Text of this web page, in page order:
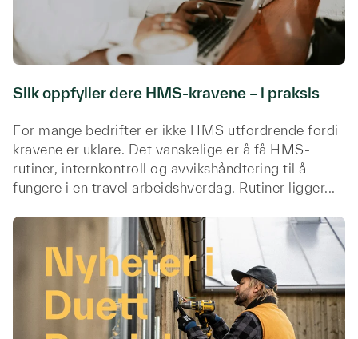
Slik oppfyller dere HMS-kravene – i praksis
For mange bedrifter er ikke HMS utfordrende fordi
kravene er uklare. Det vanskelige er å få HMS-
rutiner, internkontroll og avvikshåndtering til å
fungere i en travel arbeidshverdag. Rutiner ligger...